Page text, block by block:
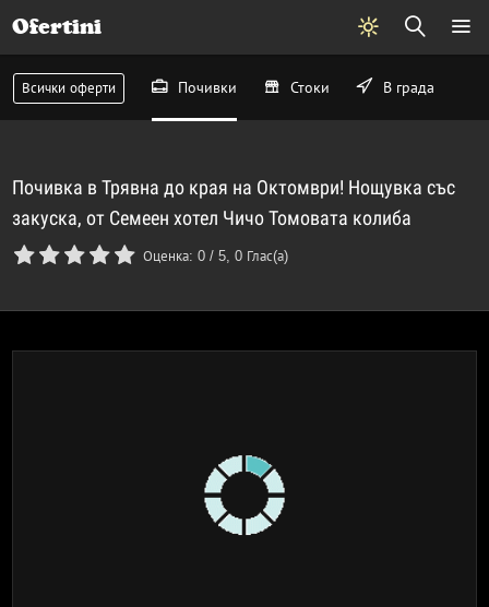
Ofertini
Всички оферти Почивки Стоки В града
Почивка в Трявна до края на Октомври! Нощувка със
закуска, от Семеен хотел Чичо Томовата колиба
Оценка:0 /5,0 Глас(а)